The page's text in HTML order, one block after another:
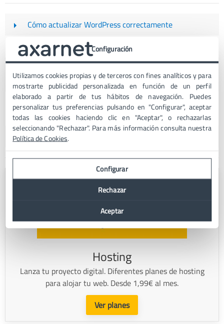
Cómo actualizar WordPress correctamente
Web Apps: qué son y qué tipos hay【+Ejemplos】
GeneratePress: ¿el mejor tema para WordPress?
【Análisis】
Los 5 mejores plugins de podcast para WordPress【Top
5】
Herramientas para la Monitorización de redes
Hosting
Lanza tu proyecto digital. Diferentes planes de hosting
para alojar tu web. Desde 1,99€ al mes.
Ver planes
Configuración
Utilizamos cookies propias y de terceros con fines analíticos y para
mostrarte publicidad personalizada en función de un perfil
elaborado a partir de tus hábitos de navegación. Puedes
personalizar tus preferencias pulsando en "Configurar", aceptar
todas las cookies haciendo clic en "Aceptar", o rechazarlas
seleccionando "Rechazar". Para más información consulta nuestra
Política de Cookies.
Configurar
Rechazar
Aceptar